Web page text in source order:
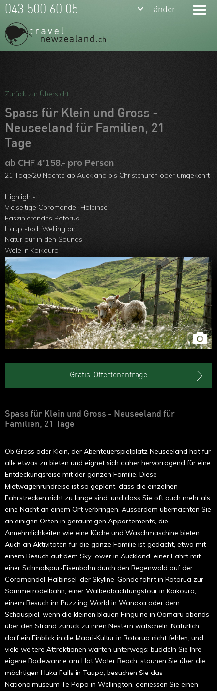
Team
Über uns
Feedbacks
Kontakt
ARVB
keyboard_arrow_down Länder
043 500 60 05
Zurück zur Übersicht
Spass für Klein und Gross -
Neuseeland für Familien, 21
Tage
ab CHF 4'158.- pro Person
21 Tage/20 Nächte ab Auckland bis Christchurch oder umgekehrt
Highlights:
Vielseitige Coromandel-Halbinsel
Faszinierendes Rotorua
Hauptstadt Wellington
Natur pur in den Sounds
Wale in Kaikoura
Pinguine in Oamaru
Gratis-Offertenanfrage
Spass für Klein und Gross - Neuseeland für
Familien, 21 Tage
Ob Gross oder Klein, der Abenteuerspielplatz Neuseeland hat für
alle etwas zu bieten und eignet sich daher hervorragend für eine
Entdeckungsreise mit der ganzen Familie. Diese
Mietwagenrundreise ist so geplant, dass die einzelnen
Fahrstrecken nicht zu lange sind, und dass Sie oft auch mehr als
eine Nacht an einem Ort verbringen. Ausserdem übernachten Sie
an einigen Orten in geräumigen Appartements, die
Annehmlichkeiten wie eine Küche und Waschmaschine bieten.
Auch an Aktivitäten für die ganze Familie ist gedacht, etwa mit
einem Besuch auf dem SkyTower in Auckland, einer Fahrt mit
einer Schmalspur-Eisenbahn durch den Regenwald auf der
Coromandel-Halbinsel, der Skyline-Gondelfahrt in Rotorua zur
Sommerrodelbahn, einer Walbeobachtungstour in Kaikoura,
einem Besuch im Puzzling World in Wanaka oder dem
Schauspiel, wenn die kleinen blauen Pinguine in Oamaru abends
über den Strand zurück zu ihren Nestern watscheln. Natürlich
darf ein Einblick in die Maori-Kultur in Rotorua nicht fehlen, und
viele weitere Attraktionen warten unterwegs: buddeln Sie Ihre
eigene Badewanne am Hot Water Beach, staunen Sie über die
mächtigen Huka Falls in Taupo, besuchen Sie das
Nationalmuseum Te Papa in Wellington, geniessen Sie einen